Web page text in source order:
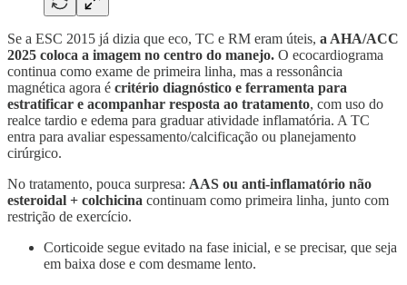
Se a ESC 2015 já dizia que eco, TC e RM eram úteis, a AHA/ACC
2025 coloca a imagem no centro do manejo. O ecocardiograma
continua como exame de primeira linha, mas a ressonância
magnética agora é critério diagnóstico e ferramenta para
estratificar e acompanhar resposta ao tratamento, com uso do
realce tardio e edema para graduar atividade inflamatória. A TC
entra para avaliar espessamento/calcificação ou planejamento
cirúrgico.
No tratamento, pouca surpresa: AAS ou anti-inflamatório não
esteroidal + colchicina continuam como primeira linha, junto com
restrição de exercício.
Corticoide segue evitado na fase inicial, e se precisar, que seja
em baixa dose e com desmame lento.